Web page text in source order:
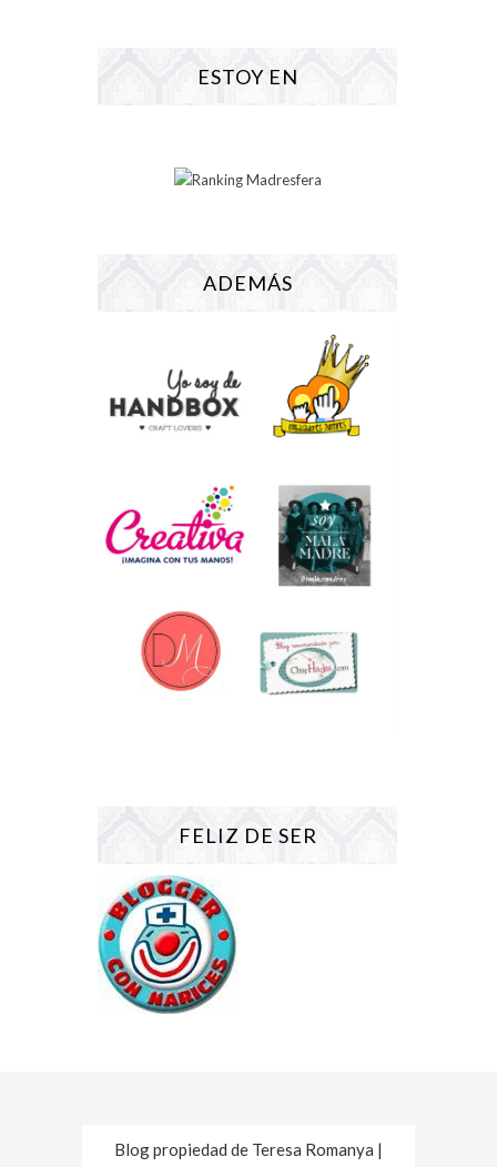
ESTOY EN
ADEMÁS
FELIZ DE SER
Blog propiedad de Teresa Romanya |